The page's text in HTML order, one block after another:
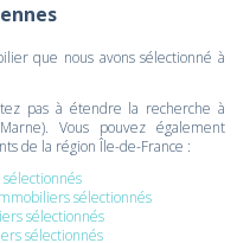
que nous avons sélectionné à
pas à étendre la recherche à
Vous pouvez également
de la région Île-de-France :
sélectionnés
sélectionnés
sélectionnés